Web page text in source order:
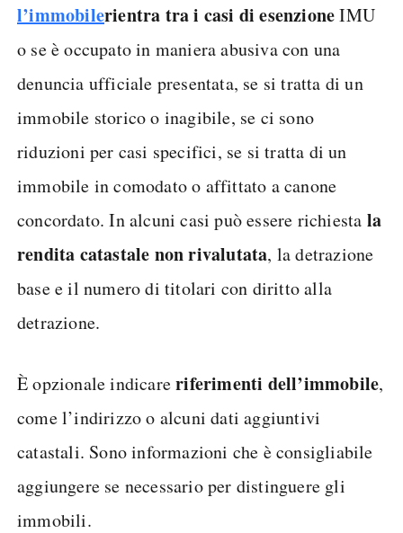
l’immobilerientra tra i casi di esenzioneIMU
o se è occupato in maniera abusiva con una
denuncia ufficiale presentata, se si tratta di un
immobile storico o inagibile, se ci sono
riduzioni per casi specifici, se si tratta di un
immobile in comodato o affittato a canone
concordato. In alcuni casi può essere richiesta la
rendita catastale non rivalutata, la detrazione
base e il numero di titolari con diritto alla
detrazione.
È opzionale indicareriferimenti dell’immobile,
come l’indirizzo o alcuni dati aggiuntivi
catastali. Sono informazioni che è consigliabile
aggiungere se necessario per distinguere gli
immobili.